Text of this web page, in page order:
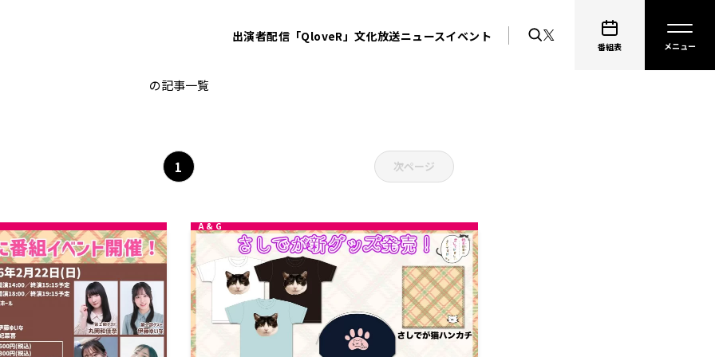
出演者配信「QloveR」文化放送ニュースイベント
番組表
非公開: 指出毬亜
の記事一覧
1 次ページ